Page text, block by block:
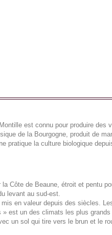
Montille est connu pour produire
de la Bourgogne, produit de
pratique la culture biologique
la Côte de Beaune, étroit et pentu
levant au sud-est.
en valeur depuis des siècles.
» est un des climats les plus
un sol qui tire vers le brun et le